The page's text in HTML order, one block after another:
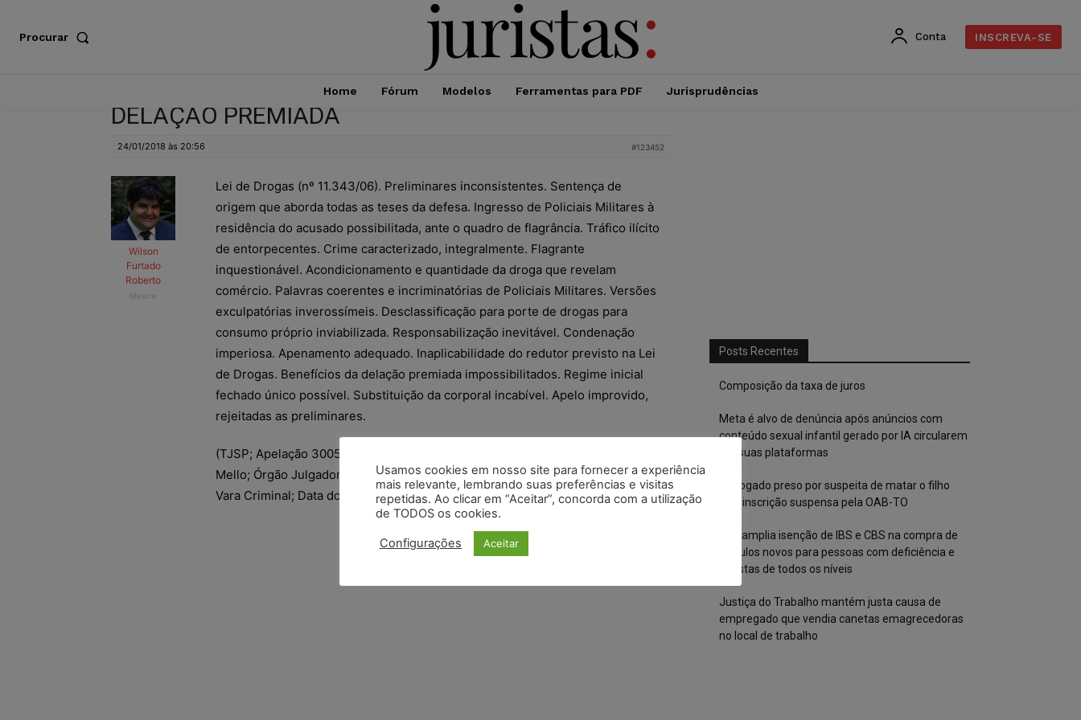
Procurar Conta INSCREVA-SE
Home Fórum Modelos Ferramentas para PDF Jurisprudências
DELAÇÃO PREMIADA
24/01/2018 às 20:56 #123452
Wilson
Furtado
Roberto
Mestre
Lei de Drogas (nº 11.343/06). Preliminares inconsistentes. Sentença de
origem que aborda todas as teses da defesa. Ingresso de Policiais Militares à
residência do acusado possibilitada, ante o quadro de flagrância. Tráfico ilícito
de entorpecentes. Crime caracterizado, integralmente. Flagrante
inquestionável. Acondicionamento e quantidade da droga que revelam
comércio. Palavras coerentes e incriminatórias de Policiais Militares. Versões
exculpatórias inverossímeis. Desclassificação para porte de drogas para
consumo próprio inviabilizada. Responsabilização inevitável. Condenação
imperiosa. Apenamento adequado. Inaplicabilidade do redutor previsto na Lei
de Drogas. Benefícios da delação premiada impossibilitados. Regime inicial
fechado único possível. Substituição da corporal incabível. Apelo improvido,
rejeitadas as preliminares.
(TJSP; Apelação 3005595-56.2013.8.26.0071; Relator (a): Luis Soares de
Mello; Órgão Julgador: 4ª Câmara de Direito Criminal; Foro de Bauru – 4ª.
Vara Criminal; Data do Julgamento: 10/03/2015; Data de Registro: 12/03/2015)
Posts Recentes
Composição da taxa de juros
Meta é alvo de denúncia após anúncios com
conteúdo sexual infantil gerado por IA circularem
em suas plataformas
Advogado preso por suspeita de matar o filho
tem inscrição suspensa pela OAB-TO
STF amplia isenção de IBS e CBS na compra de
veículos novos para pessoas com deficiência e
autistas de todos os níveis
Justiça do Trabalho mantém justa causa de
empregado que vendia canetas emagrecedoras
no local de trabalho
Usamos cookies em nosso site para fornecer a experiência
mais relevante, lembrando suas preferências e visitas
repetidas. Ao clicar em “Aceitar”, concorda com a utilização
de TODOS os cookies.
Configurações Aceitar